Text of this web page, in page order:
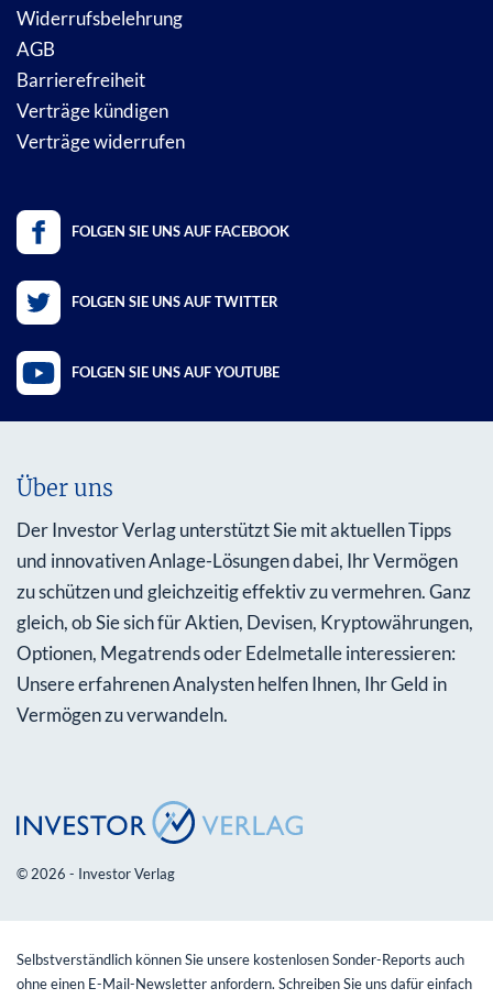
Widerrufsbelehrung
AGB
Barrierefreiheit
Verträge kündigen
Verträge widerrufen
FOLGEN SIE UNS AUF FACEBOOK
FOLGEN SIE UNS AUF TWITTER
FOLGEN SIE UNS AUF YOUTUBE
Über uns
Der Investor Verlag unterstützt Sie mit aktuellen Tipps
und innovativen Anlage-Lösungen dabei, Ihr Vermögen
zu schützen und gleichzeitig effektiv zu vermehren. Ganz
gleich, ob Sie sich für Aktien, Devisen, Kryptowährungen,
Optionen, Megatrends oder Edelmetalle interessieren:
Unsere erfahrenen Analysten helfen Ihnen, Ihr Geld in
Vermögen zu verwandeln.
© 2026 - Investor Verlag
Selbstverständlich können Sie unsere kostenlosen Sonder-Reports auch
ohne einen E-Mail-Newsletter anfordern. Schreiben Sie uns dafür einfach